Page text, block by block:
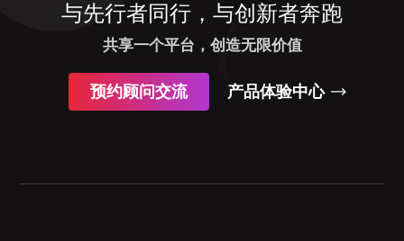
与先行者同行，与创新者奔跑
共享一个平台，创造无限价值
预约顾问交流 产品体验中心